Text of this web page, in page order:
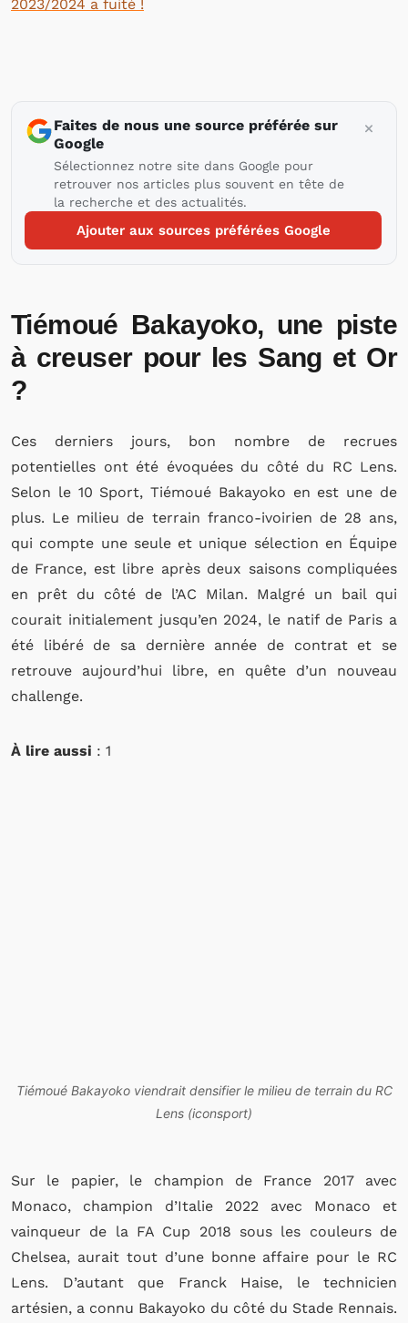
2023/2024 a fuité !
Faites de nous une source préférée sur
Google
Sélectionnez notre site dans Google pour
retrouver nos articles plus souvent en tête de
la recherche et des actualités.
Ajouter aux sources préférées Google
Tiémoué Bakayoko, une piste
à creuser pour les Sang et Or
?
Ces derniers jours, bon nombre de recrues
potentielles ont été évoquées du côté du RC Lens.
Selon le 10 Sport, Tiémoué Bakayoko en est une de
plus. Le milieu de terrain franco-ivoirien de 28 ans,
qui compte une seule et unique sélection en Équipe
de France, est libre après deux saisons compliquées
en prêt du côté de l’AC Milan. Malgré un bail qui
courait initialement jusqu’en 2024, le natif de Paris a
été libéré de sa dernière année de contrat et se
retrouve aujourd’hui libre, en quête d’un nouveau
challenge.
À lire aussi : 1
Tiémoué Bakayoko viendrait densifier le milieu de terrain du RC
Lens (iconsport)
Sur le papier, le champion de France 2017 avec
Monaco, champion d’Italie 2022 avec Monaco et
vainqueur de la FA Cup 2018 sous les couleurs de
Chelsea, aurait tout d’une bonne affaire pour le RC
Lens. D’autant que Franck Haise, le technicien
artésien, a connu Bakayoko du côté du Stade Rennais.